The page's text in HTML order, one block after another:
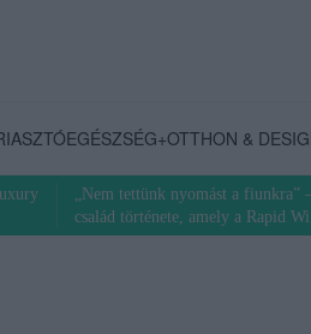
EGÉSZSÉG+OTTHON &
„Nem tettünk nyomást a fiunkra”
család története, amely a Rapid